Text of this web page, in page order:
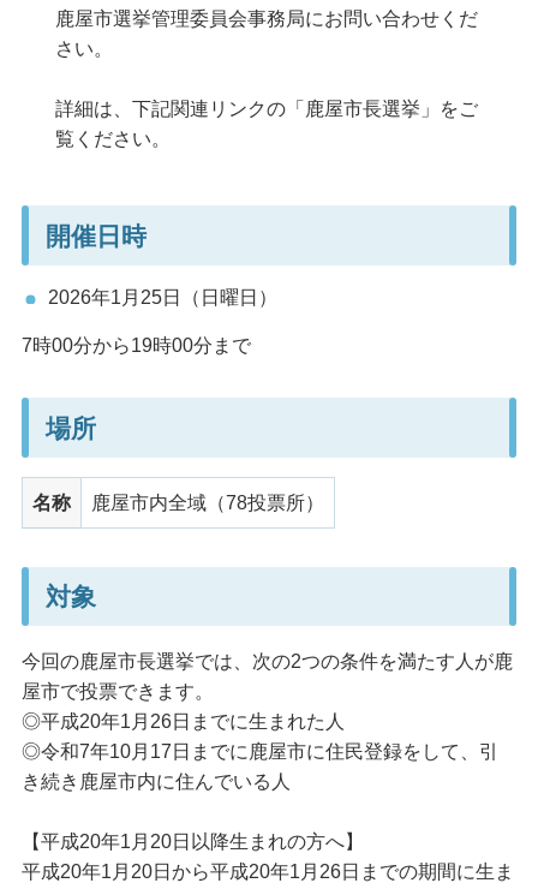
鹿屋市選挙管理委員会事務局にお問い合わせくだ
さい。
詳細は、下記関連リンクの「鹿屋市長選挙」をご
覧ください。
開催日時
2026年1月25日（日曜日）
7時00分から19時00分まで
場所
名称 鹿屋市内全域（78投票所）
対象
今回の鹿屋市長選挙では、次の2つの条件を満たす人が鹿
屋市で投票できます。
◎平成20年1月26日までに生まれた人
◎令和7年10月17日までに鹿屋市に住民登録をして、引
き続き鹿屋市内に住んでいる人
【平成20年1月20日以降生まれの方へ】
平成20年1月20日から平成20年1月26日までの期間に生ま